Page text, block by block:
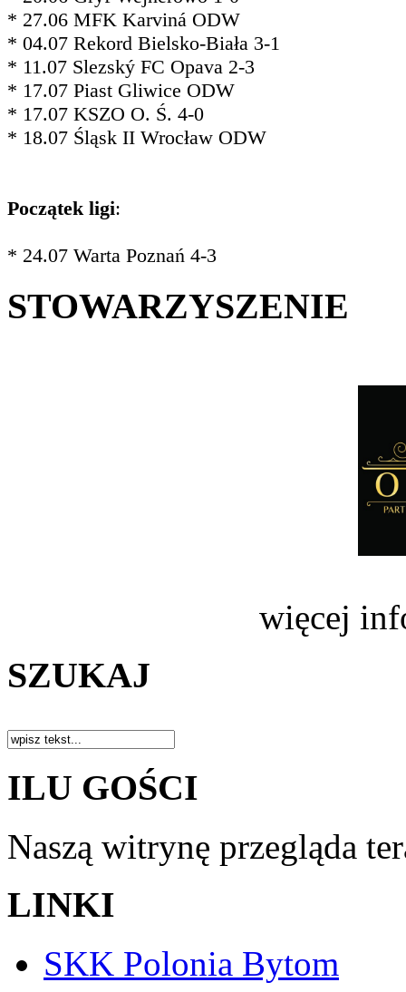
* 27.06 MFK Karviná ODW
* 04.07 Rekord Bielsko-Biała 3-1
* 11.07 Slezský FC Opava 2-3
* 17.07 Piast Gliwice ODW
* 17.07 KSZO O. Ś. 4-0
* 18.07 Śląsk II Wrocław ODW
Początek ligi:
* 24.07 Warta Poznań 4-3
STOWARZYSZENIE
więcej
SZUKAJ
ILU GOŚCI
Naszą witrynę przegląda
LINKI
SKK Polonia Bytom